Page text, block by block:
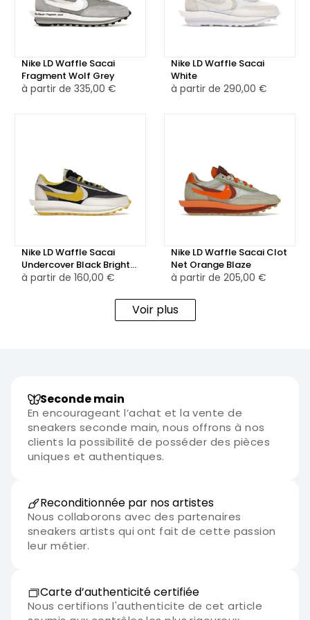
polyvalente, vous permettant de l'associer à de nombreux
looks.
👟 Un Design Iconique
La semelle caractéristique de la LD Waffle, réimaginée par
Sacai et Nike, est également présente sur cette version,
Avec son look monochrome et son design distinctif, la Nike
LD Waffle Sacai Triple Black est un choix fascinant pour les
amateurs de sneakers en quête d'une paire polyvalente et
commandez la vôtre dès maintenant !
Nike LD Waffle Sacai
Fragment Wolf Grey
à partir de 335,00 €
Nike LD Waffle Sacai
White
à partir de 290,00 €
Nike LD Waffle Sacai
Undercover Black Bright
Citron
à partir de 160,00 €
Nike LD Waffle Sacai Clot
Net Orange Blaze
à partir de 205,00 €
Voir plus
Seconde main
En encourageant l’achat et la vente de
sneakers seconde main, nous offrons à nos
clients la possibilité de posséder des pièces
uniques et authentiques.
Reconditionnée par nos artistes
Nous collaborons avec des partenaires
sneakers artists qui ont fait de cette passion
leur métier.
Carte d’authenticité certifiée
Nous certifions l'authenticite de cet article